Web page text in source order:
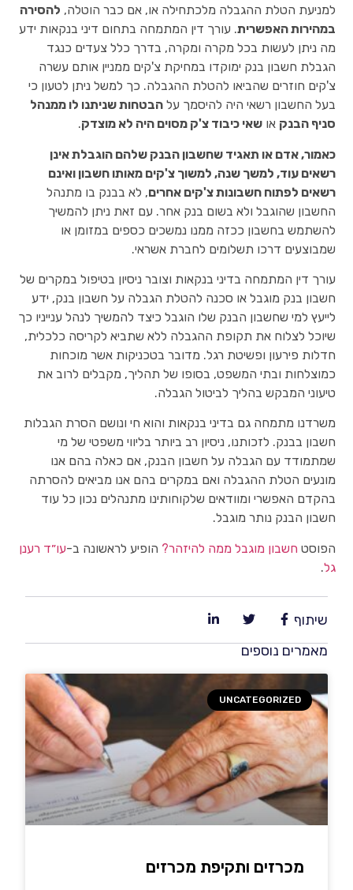
למניעת הטלת ההגבלה מלכתחילה או, אם כבר הוטלה, להסירה
במהירות האפשרית. עורך דין המתמחה בתחום דיני בנקאות ידע
מה ניתן לעשות בכל מקרה ומקרה, בדרך כלל צעדים כנגד
הגבלת חשבון בנק ימוקדו במחיקת צ'קים ממניין אותם עשרה
צ'קים חוזרים שהביאו להטלת ההגבלה. כך למשל ניתן לטעון כי
בעל החשבון רשאי היה להיסמך על הבטחות שניתנו לו ממנהל
סניף הבנק או שאי כיבוד צ'ק מסוים היה לא מוצדק.
כאמור, אדם או תאגיד שחשבון הבנק שלהם הוגבלת אינן
רשאים עוד, למשך שנה, למשוך צ'קים מאותו חשבון ואינם
רשאים לפתוח חשבונות צ'קים אחרים, לא בבנק בו מתנהל
החשבון שהוגבל ולא בשום בנק אחר. עם זאת ניתן להמשיך
להשתמש בחשבון ככזה ממנו נמשכים כספים במזומן או
שמבוצעים דרכו תשלומים לחברת אשראי.
עורך דין המתמחה בדיני בנקאות וצובר ניסיון בטיפול במקרים של
חשבון בנק מוגבל או סכנה להטלת הגבלה על חשבון בנק, ידע
לייעץ למי שחשבון הבנק שלו הוגבל כיצד להמשיך לנהל ענייניו כך
שיוכל לצלוח את תקופת ההגבלה ללא שתביא לקריסה כלכלית,
חדלות פירעון ופשיטת רגל. מדובר בטכניקות אשר מוכחות
כמוצלחות ובתי המשפט, בסופו של תהליך, מקבלים לרוב את
טיעוני המבקש בהליך לביטול הגבלה.
משרדנו מתמחה גם בדיני בנקאות והוא חי ונושם הסרת הגבלות
חשבון בבנק. לזכותנו, ניסיון רב ביותר בליווי משפטי של מי
שמתמודד עם הגבלה על חשבון הבנק, אם כאלה בהם אנו
מונעים הטלת ההגבלה ואם במקרים בהם אנו מביאים להסרתה
בהקדם האפשרי ומוודאים שלקוחותינו מתנהלים נכון כל עוד
חשבון הבנק נותר מוגבל.
הפוסט חשבון מוגבל ממה להיזהר? הופיע לראשונה ב-עו״ד רענן
גל.
שיתוף
מאמרים נוספים
UNCATEGORIZED
מכרזים ותקיפת מכרזים